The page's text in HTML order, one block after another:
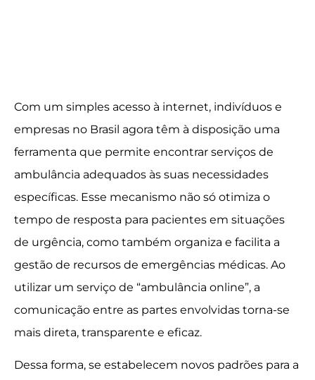
Com um simples acesso à internet, indivíduos e
empresas no Brasil agora têm à disposição uma
ferramenta que permite encontrar serviços de
ambulância adequados às suas necessidades
específicas. Esse mecanismo não só otimiza o
tempo de resposta para pacientes em situações
de urgência, como também organiza e facilita a
gestão de recursos de emergências médicas. Ao
utilizar um serviço de “ambulância online”, a
comunicação entre as partes envolvidas torna-se
mais direta, transparente e eficaz.
Dessa forma, se estabelecem novos padrões para a